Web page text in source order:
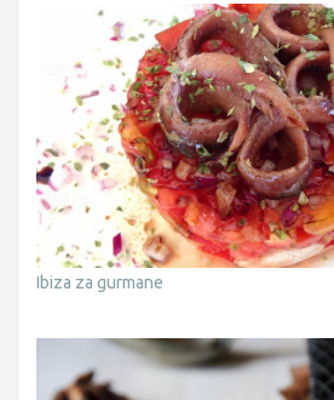
Ibiza za gurmane